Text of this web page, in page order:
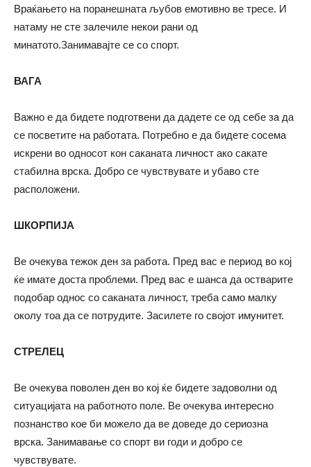
Враќањето на поранешната љубов емотивно ве тресе. И
натаму не сте залечиле некои рани од
минатото.Занимавајте се со спорт.
ВАГА
Важно е да бидете подготвени да дадете се од себе за да
се посветите на работата. Потребно е да бидете сосема
искрени во односот кон саканата личност ако сакате
стабилна врска. Добро се чувствувате и убаво сте
расположени.
ШКОРПИЈА
Ве очекува тежок ден за работа. Пред вас е период во кој
ќе имате доста проблеми. Пред вас е шанса да остварите
подобар однос со саканата личност, треба само малку
околу тоа да се потрудите. Засилете го својот имунитет.
СТРЕЛЕЦ
Ве очекува поволен ден во кој ќе бидете задоволни од
ситуацијата на работното поле. Ве очекува интересно
познанство кое би можело да ве доведе до сериозна
врска. Занимавање со спорт ви годи и добро се
чувствувате.